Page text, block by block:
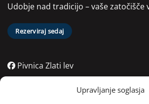
Upravljanje soglasja
Udobje nad tradicijo – vaše zatočišče
Rezerviraj sedaj
Pivnica Zlati lev